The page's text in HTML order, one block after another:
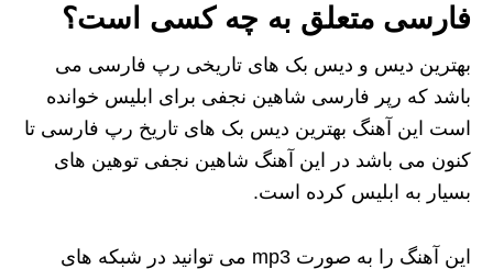
فارسی متعلق به چه کسی است؟
بهترین دیس و دیس بک های تاریخی رپ فارسی می
باشد که رپر فارسی شاهین نجفی برای ابلیس خوانده
است این آهنگ بهترین دیس بک های تاریخ رپ فارسی تا
کنون می باشد در این آهنگ شاهین نجفی توهین های
بسیار به ابلیس کرده است.
این آهنگ را به صورت mp3 می توانید در شبکه های